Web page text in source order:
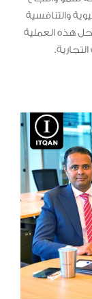
والتنافسية
هذه العملية